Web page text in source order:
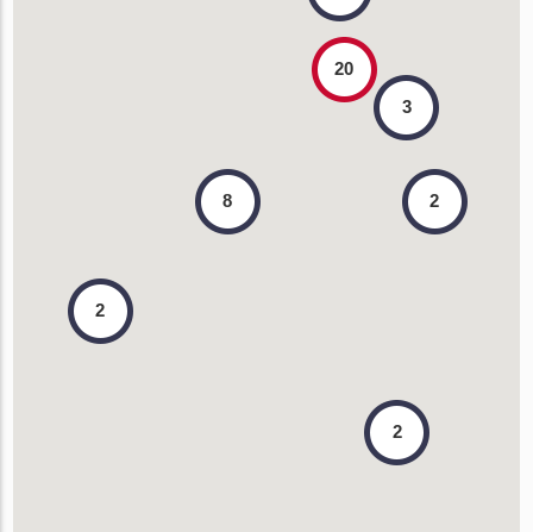
20
2
8
2
2
3